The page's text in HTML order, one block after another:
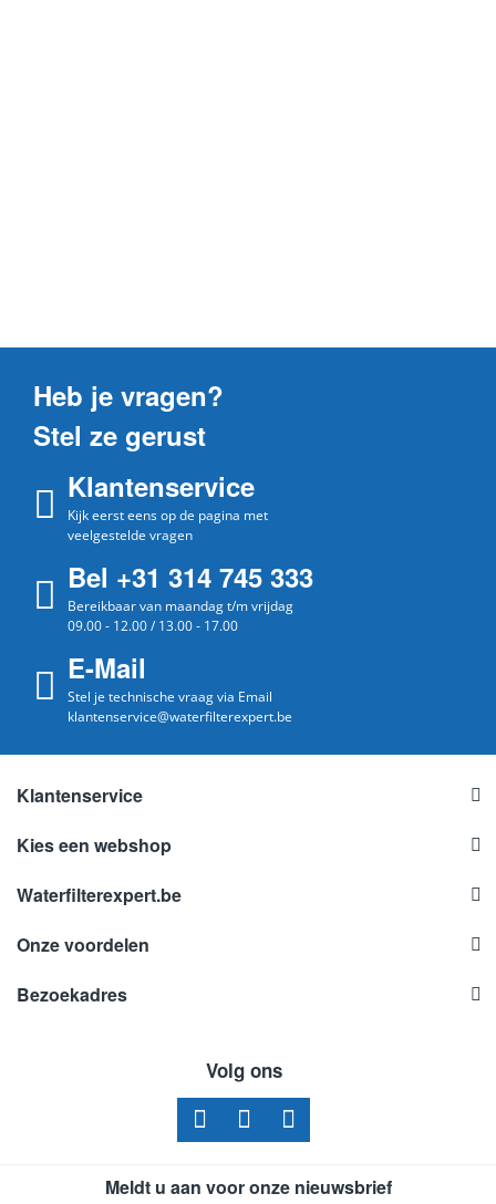
Heb je vragen?
Stel ze gerust
Klantenservice
Kijk eerst eens op de pagina met
veelgestelde vragen
Bel +31 314 745 333
Bereikbaar van maandag t/m vrijdag
09.00 - 12.00 / 13.00 - 17.00
E-Mail
Stel je technische vraag via Email
klantenservice@waterfilterexpert.be
Klantenservice
Kies een webshop
Waterfilterexpert.be
Onze voordelen
Bezoekadres
Volg ons
Meldt u aan voor onze nieuwsbrief